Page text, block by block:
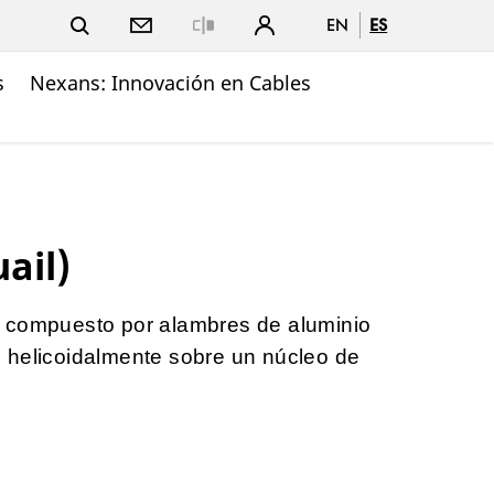
EN ES
Nexans: Innovación en Cables
por alambres de aluminio
sobre un núcleo de